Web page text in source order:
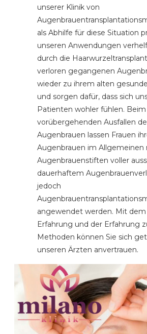
unserer Klinik von
als Abhilfe für diese Situation
unseren Anwendungen
durch die
verloren gegangenen
wieder zu ihrem alten
und sorgen dafür, dass sich
Patienten wohler fühlen. Beim
vorübergehenden Ausfallen
Augenbrauen lassen Frauen
Augenbrauen im Allgemeinen
Augenbrauenstiften voller
dauerhaftem
jedoch
angewendet werden. Mit dem
Erfahrung und der Erfahrung
Methoden können Sie sich
unseren Ärzten anvertrauen.